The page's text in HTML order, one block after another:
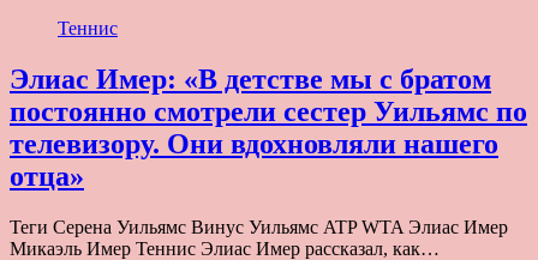
Теннис
Элиас Имер: «В детстве мы с братом
постоянно смотрели сестер Уильямс по
телевизору. Они вдохновляли нашего
отца»
Теги Серена Уильямс Винус Уильямс ATP WTA Элиас Имер
Микаэль Имер Теннис Элиас Имер рассказал, как…